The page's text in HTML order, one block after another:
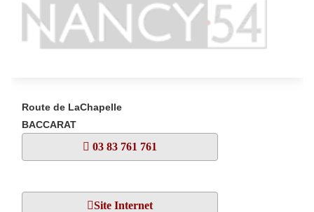
Route de LaChapelle
BACCARAT
03 83 761 761
Site Internet